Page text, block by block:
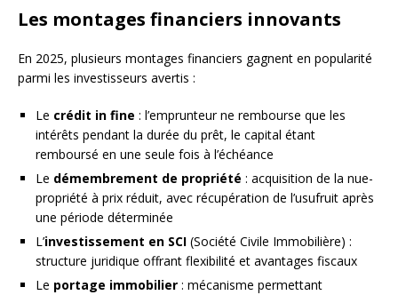
Les montages financiers innovants
En 2025, plusieurs montages financiers gagnent en popularité
parmi les investisseurs avertis :
Le crédit in fine : l’emprunteur ne rembourse que les
intérêts pendant la durée du prêt, le capital étant
remboursé en une seule fois à l’échéance
Le démembrement de propriété : acquisition de la nue-
propriété à prix réduit, avec récupération de l’usufruit après
une période déterminée
L’investissement en SCI (Société Civile Immobilière) :
structure juridique offrant flexibilité et avantages fiscaux
Le portage immobilier : mécanisme permettant